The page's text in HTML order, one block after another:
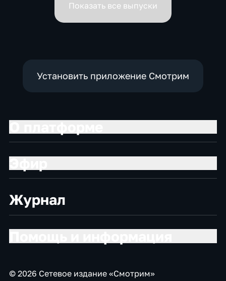
Показать все выпуски
Установить приложение Смотрим
Журнал
© 2026 Сетевое издание «Смотрим»